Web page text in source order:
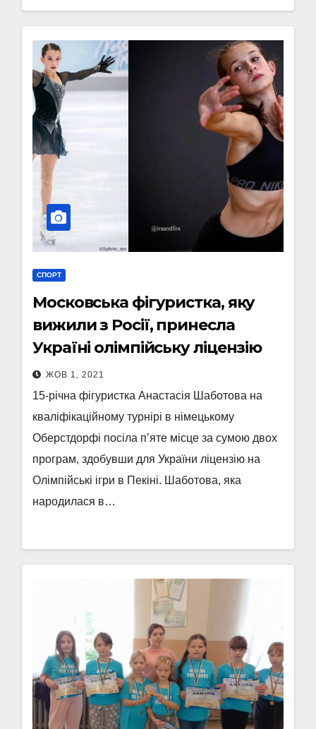
СПОРТ
Московська фігуристка, яку
вижили з Росії, принесла
Україні олімпійську ліцензію
ЖОВ 1, 2021
15-річна фігуристка Анастасія Шаботова на
кваліфікаційному турнірі в німецькому
Оберстдорфі посіла п’яте місце за сумою двох
програм, здобувши для України ліцензію на
Олімпійські ігри в Пекіні. Шаботова, яка
народилася в…